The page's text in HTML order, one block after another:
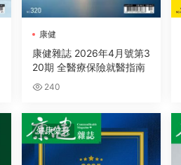
康健
康健雜誌 2026年4月號第3
20期 全醫療保險就醫指南
240
健康健身